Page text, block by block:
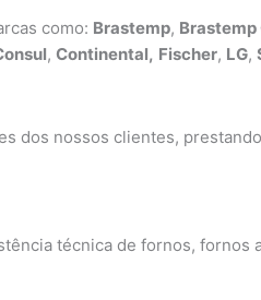
como: Brastemp, Brastemp
,Continental, Fischer, LG,
dos nossos clientes,
técnica de fornos, fornos